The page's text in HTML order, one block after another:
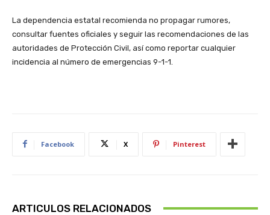
La dependencia estatal recomienda no propagar rumores,
consultar fuentes oficiales y seguir las recomendaciones de las
autoridades de Protección Civil, así como reportar cualquier
incidencia al número de emergencias 9-1-1.
Facebook X Pinterest
ARTICULOS RELACIONADOS